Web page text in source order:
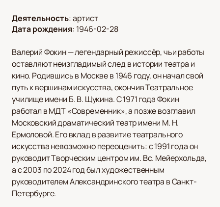
Деятельность:артист
Дата рождения: 1946-02-28
Валерий Фокин — легендарный режиссёр, чьи работы
оставляют неизгладимый след в истории театра и
кино. Родившись в Москве в 1946 году, он начал свой
путь к вершинам искусства, окончив Театральное
училище имени Б. В. Щукина. С 1971 года Фокин
работал в МДТ «Современник», а позже возглавил
Московский драматический театр имени М. Н.
Ермоловой. Его вклад в развитие театрального
искусства невозможно переоценить: с 1991 года он
руководит Творческим центром им. Вс. Мейерхольда,
а с 2003 по 2024 год был художественным
руководителем Александринского театра в Санкт-
Петербурге.